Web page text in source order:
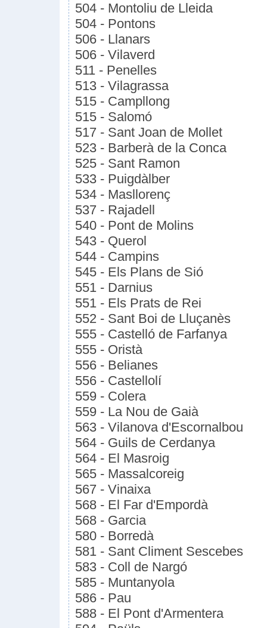
504 - Montoliu de Lleida
504 - Pontons
506 - Llanars
506 - Vilaverd
511 - Penelles
513 - Vilagrassa
515 - Campllong
515 - Salomó
517 - Sant Joan de Mollet
523 - Barberà de la Conca
525 - Sant Ramon
533 - Puigdàlber
534 - Masllorenç
537 - Rajadell
540 - Pont de Molins
543 - Querol
544 - Campins
545 - Els Plans de Sió
551 - Darnius
551 - Els Prats de Rei
552 - Sant Boi de Lluçanès
555 - Castelló de Farfanya
555 - Oristà
556 - Belianes
556 - Castellolí
559 - Colera
559 - La Nou de Gaià
563 - Vilanova d'Escornalbou
564 - Guils de Cerdanya
564 - El Masroig
565 - Massalcoreig
567 - Vinaixa
568 - El Far d'Empordà
568 - Garcia
580 - Borredà
581 - Sant Climent Sescebes
583 - Coll de Nargó
585 - Muntanyola
586 - Pau
588 - El Pont d'Armentera